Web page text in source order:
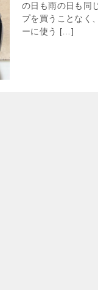
の日も雨の日も同
プを買うことなく
ーに使う […]